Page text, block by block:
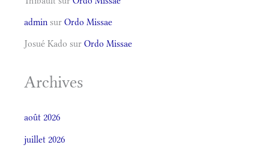
admin sur Ordo Missae
Josué Kado sur Ordo Missae
Archives
août 2026
juillet 2026